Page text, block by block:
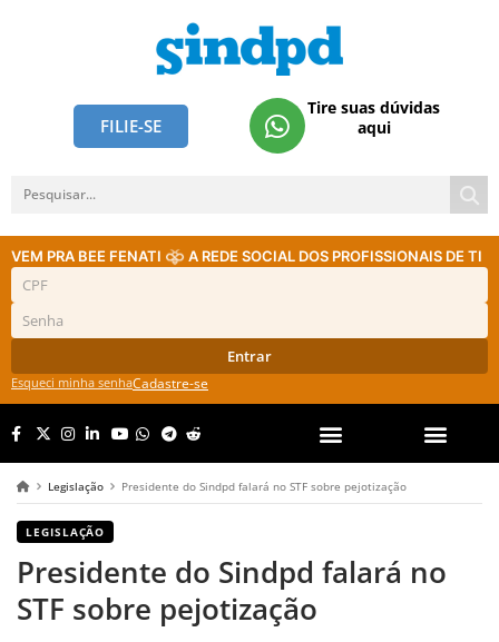
FILIE-SE
Tire suas dúvidas
aqui
VEM PRA BEE FENATI A REDE SOCIAL DOS PROFISSIONAIS DE TI
Entrar
Esqueci minha senhaCadastre-se
Legislação Presidente do Sindpd falará no STF sobre pejotização
LEGISLAÇÃO
Presidente do Sindpd falará no
STF sobre pejotização